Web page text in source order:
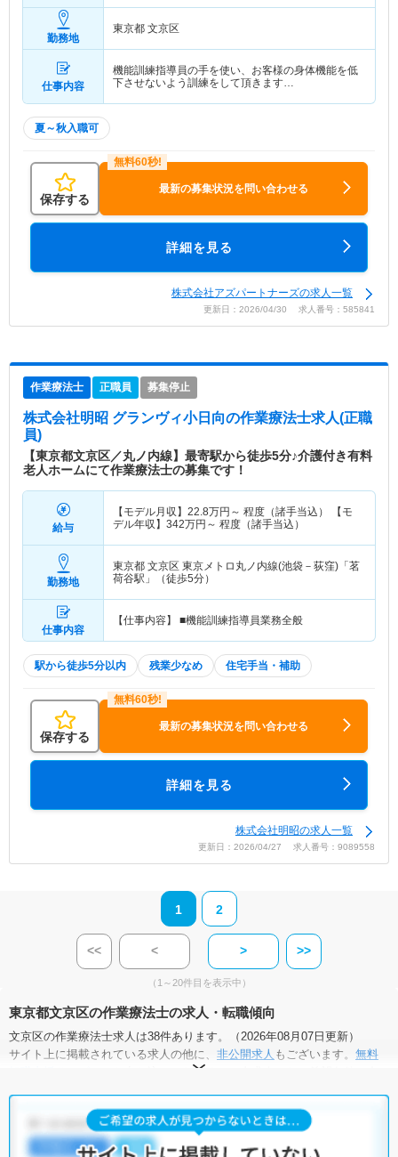
勤務地
東京都 文京区
仕事内容
機能訓練指導員の手を使い、お客様の身体機能を低
下させないよう訓練をして頂きます…
夏～秋入職可
保存する
最新の募集状況を問い合わせる
詳細を見る
株式会社アズパートナーズの求人一覧
更新日：2026/04/30 求人番号：585841
作業療法士 正職員 募集停止
株式会社明昭 グランヴィ小日向の作業療法士求人(正職
員)
【東京都文京区／丸ノ内線】最寄駅から徒歩5分♪介護付き有料
老人ホームにて作業療法士の募集です！
給与
【モデル月収】 22.8万円～ 程度（諸手当込） 【モ
デル年収】 342万円～ 程度（諸手当込）
勤務地
東京都 文京区 東京メトロ丸ノ内線(池袋－荻窪)「茗
荷谷駅」（徒歩5分）
仕事内容
【仕事内容】 ■機能訓練指導員業務全般
駅から徒歩5分以内 残業少なめ 住宅手当・補助
保存する
最新の募集状況を問い合わせる
詳細を見る
株式会社明昭の求人一覧
更新日：2026/04/27 求人番号：9089558
1 2
<< < > >>
（1～20件目を表示中）
東京都文京区の作業療法士の求人・転職傾向
文京区の作業療法士求人は38件あります。（2026年08月07日更新）
サイト上に掲載されている求人の他に、 非公開求人 もございます。 無料
にお申し込みいただくと、全求人からご希望条件に合
文京区の作業療法士求人では以下のような条件が人気です。
土日祝休・積極採用中・ 新卒OK ・ 正社員(正職員)